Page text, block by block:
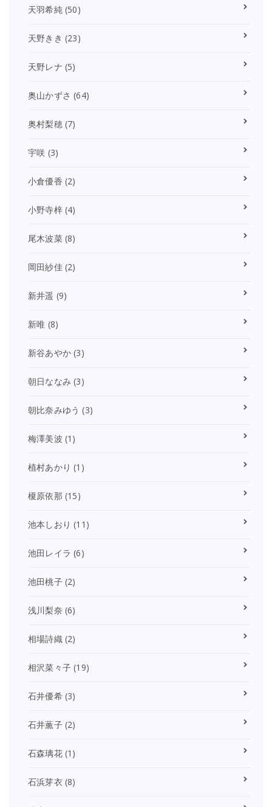
天羽希純(50)
天野きき (23)
天野レナ (5)
奥山かずさ (64)
奥村梨穂(7)
宇咲 (3)
小倉優香 (2)
小野寺梓(4)
尾木波菜(8)
岡田紗佳(2)
新井遥 (9)
新唯 (8)
新谷あやか (3)
朝日ななみ (3)
朝比奈みゆう (3)
梅澤美波 (1)
植村あかり (1)
榎原依那 (15)
池本しおり (11)
池田レイラ (6)
池田桃子(2)
浅川梨奈 (6)
相場詩織 (2)
相沢菜々子 (19)
石井優希(3)
石井薫子(2)
石森璃花(1)
石浜芽衣 (8)